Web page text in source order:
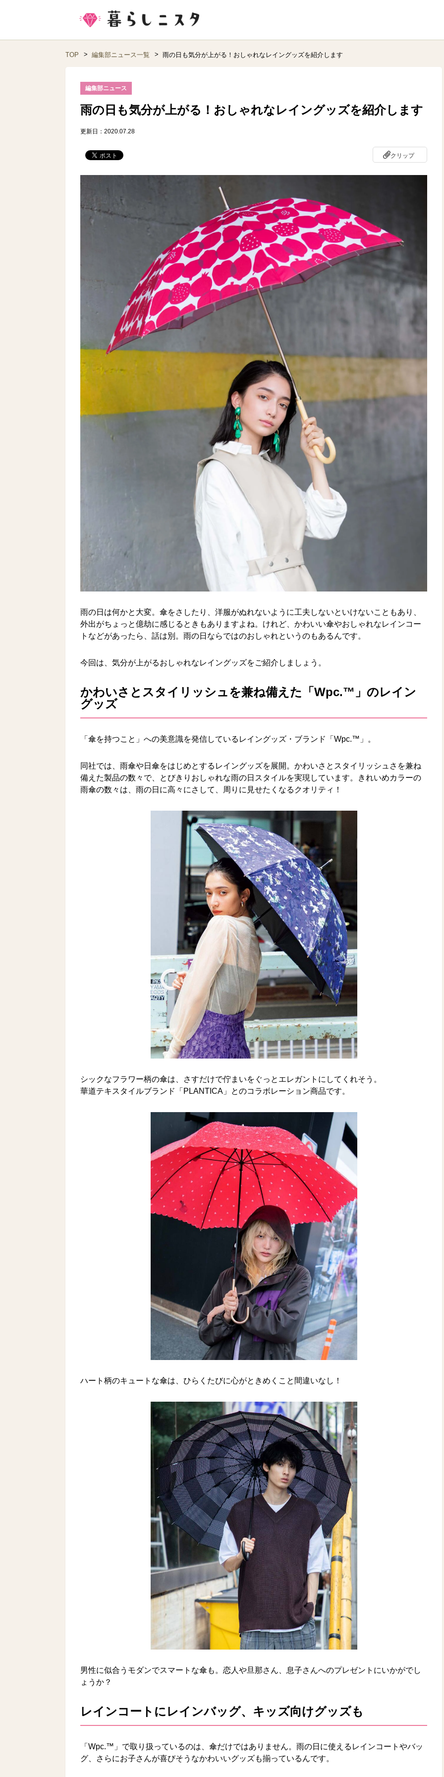
TOP 編集部ニュース一覧 雨の日も気分が上がる！おしゃれなレイングッズを紹介します
編集部ニュース
雨の日も気分が上がる！おしゃれなレイングッズを紹介します
更新日：2020.07.28
クリップ
雨の日は何かと大変。傘をさしたり、洋服がぬれないように工夫しないといけないこともあり、
外出がちょっと億劫に感じるときもありますよね。けれど、かわいい傘やおしゃれなレインコー
トなどがあったら、話は別。雨の日ならではのおしゃれというのもあるんです。
今回は、気分が上がるおしゃれなレイングッズをご紹介しましょう。
かわいさとスタイリッシュを兼ね備えた「Wpc.™」のレイン
グッズ
「傘を持つこと」への美意識を発信しているレイングッズ・ブランド「Wpc.™」。
同社では、雨傘や日傘をはじめとするレイングッズを展開。かわいさとスタイリッシュさを兼ね
備えた製品の数々で、とびきりおしゃれな雨の日スタイルを実現しています。きれいめカラーの
雨傘の数々は、雨の日に高々にさして、周りに見せたくなるクオリティ！
シックなフラワー柄の傘は、さすだけで佇まいをぐっとエレガントにしてくれそう。
華道テキスタイルブランド「PLANTICA」とのコラボレーション商品です。
ハート柄のキュートな傘は、ひらくたびに心がときめくこと間違いなし！
男性に似合うモダンでスマートな傘も。恋人や旦那さん、息子さんへのプレゼントにいかがでし
ょうか？
レインコートにレインバッグ、キッズ向けグッズも
「Wpc.™」で取り扱っているのは、傘だけではありません。雨の日に使えるレインコートやバッ
グ、さらにお子さんが喜びそうなかわいいグッズも揃っているんです。